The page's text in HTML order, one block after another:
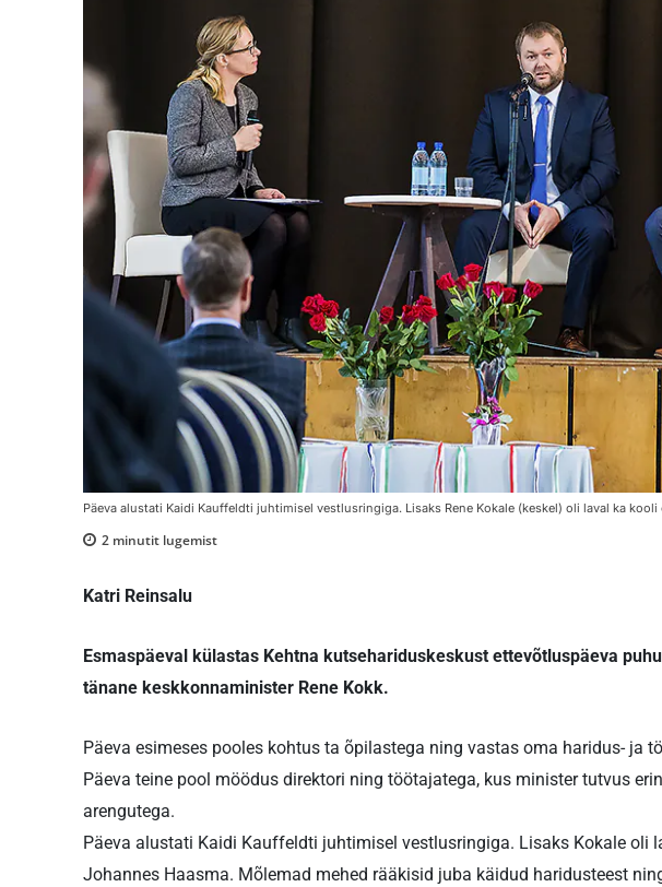
Päeva alustati Kaidi Kauffeldti juhtimisel vestlusringiga. Lisaks Rene Kokale (keskel) oli laval ka
2 minutit lugemist
Katri Reinsalu
Esmaspäeval külastas Kehtna kutsehariduskeskust ettevõtluspäeva
tänane keskkonnaminister Rene Kokk.
Päeva esimeses pooles kohtus ta õpilastega ning vastas oma haridus- ja
Päeva teine pool möödus direktori ning töötajatega, kus minister tutvus
arengutega.
Päeva alustati Kaidi Kauffeldti juhtimisel vestlusringiga. Lisaks Kokale oli
Johannes Haasma. Mõlemad mehed rääkisid juba käidud haridusteest